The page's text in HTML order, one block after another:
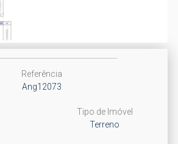
Referência
Ang12073
Tipo de Imóvel
Terreno